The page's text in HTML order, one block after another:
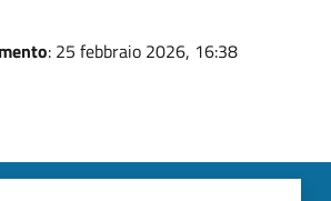
: 25 febbraio 2026, 16:38